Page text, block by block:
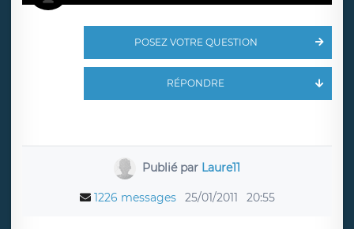
POSEZ VOTRE QUESTION
RÉPONDRE
Publié par Laure11
1226 messages 25/01/2011 20:55